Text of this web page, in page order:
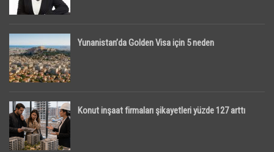
Yunanistan’da Golden Visa için 5 neden
Konut inşaat firmaları şikayetleri yüzde 127 arttı